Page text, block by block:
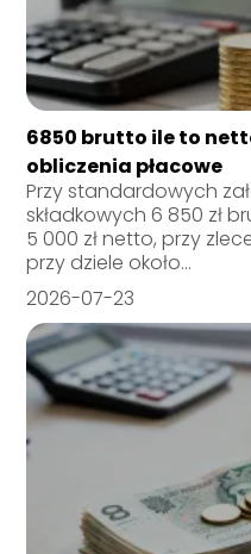
6850 brutto ile to
obliczenia płacowe
Przy standardowych
składkowych 6 850 zł
5 000 zł netto, przy
przy dziele około...
2026-07-23